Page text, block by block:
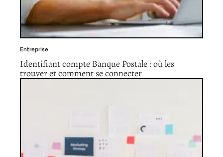
Entreprise
Identifiant compte Banque Postale : où les
trouver et comment se connecter